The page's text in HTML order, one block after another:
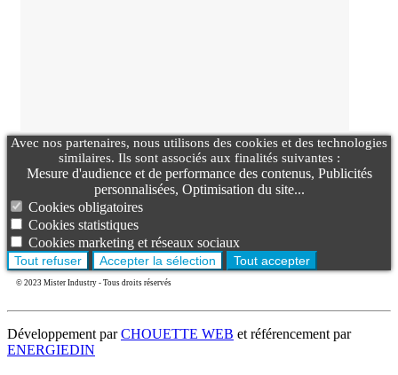
Avec nos partenaires, nous utilisons des cookies et des technologies
similaires. Ils sont associés aux finalités suivantes :
Mesure d'audience et de performance des contenus, Publicités
personnalisées, Optimisation du site...
Cookies obligatoires
Cookies statistiques
Cookies marketing et réseaux sociaux
Tout refuser Accepter la sélection Tout accepter
© 2023 Mister Industry - Tous droits réservés
Développement parCHOUETTE WEB et référencement par
ENERGIEDIN